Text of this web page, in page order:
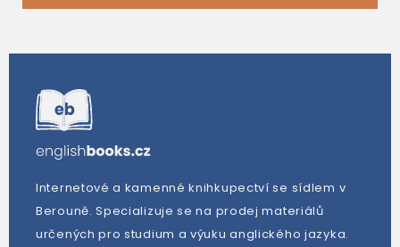
Internetové a kamenné knihkupectví se sídlem v
Berouně. Specializuje se na prodej materiálů
určených pro studium a výuku anglického jazyka.